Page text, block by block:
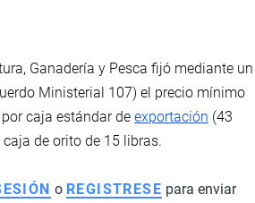
Ganadería y Pesca fijó mediante un
Ministerial 107) el precio mínimo
caja estándar de exportación (43
caja de orito de 15 libras.
o REGISTRESE para enviar